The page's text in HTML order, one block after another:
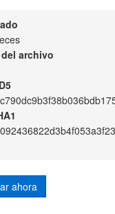
archivo
ahora